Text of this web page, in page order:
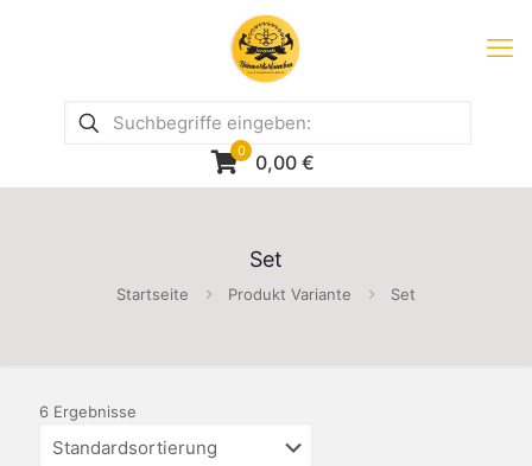
0 0,00 €
Set
Startseite Produkt Variante Set
6 Ergebnisse